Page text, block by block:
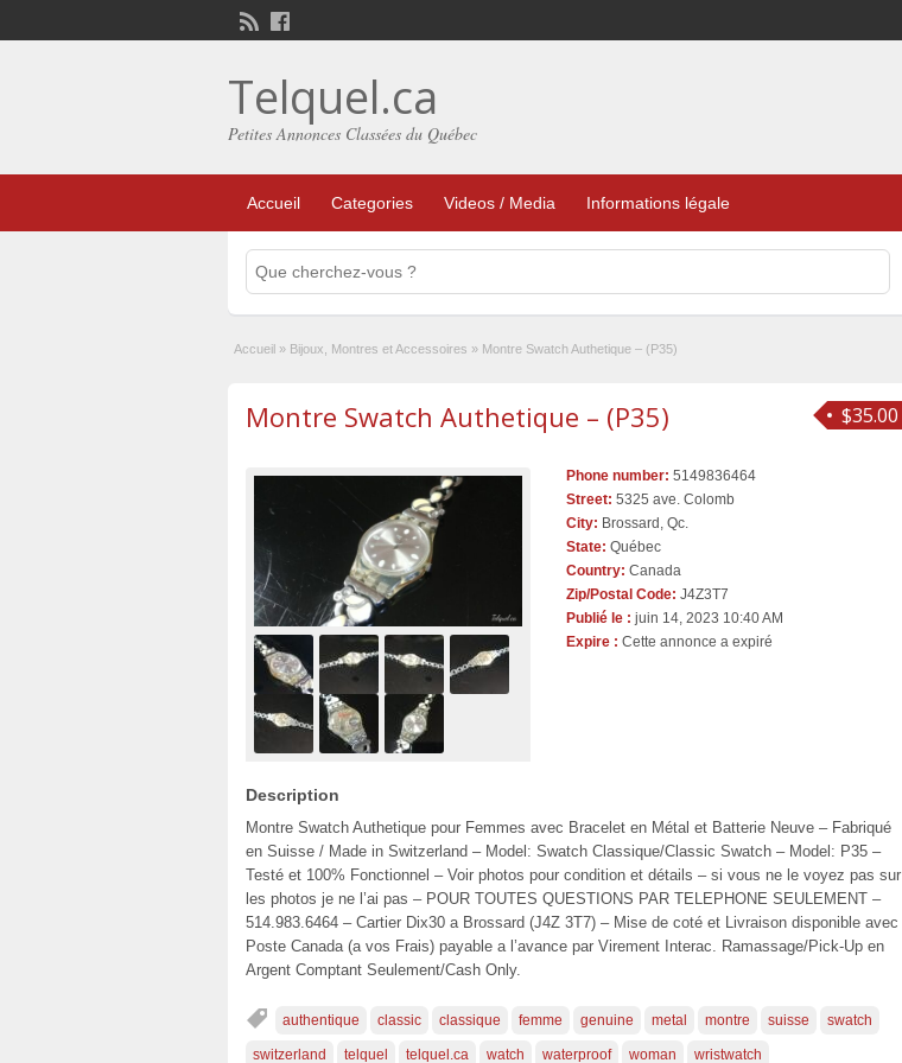
Telquel.ca
Petites Annonces Classées du Québec
Accueil Categories Videos / Media Informations légale
Accueil » Bijoux, Montres et Accessoires » Montre Swatch Authetique – (P35)
$35.00
Montre Swatch Authetique – (P35)
Phone number: 5149836464
Street: 5325 ave. Colomb
City: Brossard, Qc.
State: Québec
Country: Canada
Zip/Postal Code: J4Z3T7
Publié le : juin 14, 2023 10:40 AM
Expire : Cette annonce a expiré
Description
Montre Swatch Authetique pour Femmes avec Bracelet en Métal et Batterie Neuve – Fabriqué
en Suisse / Made in Switzerland – Model: Swatch Classique/Classic Swatch – Model: P35 –
Testé et 100% Fonctionnel – Voir photos pour condition et détails – si vous ne le voyez pas sur
les photos je ne l’ai pas – POUR TOUTES QUESTIONS PAR TELEPHONE SEULEMENT –
514.983.6464 – Cartier Dix30 a Brossard (J4Z 3T7) – Mise de coté et Livraison disponible avec
Poste Canada (a vos Frais) payable a l’avance par Virement Interac. Ramassage/Pick-Up en
Argent Comptant Seulement/Cash Only.
authentique classic classique femme genuine metal montre suisse swatch
switzerland telquel telquel.ca watch waterproof woman wristwatch